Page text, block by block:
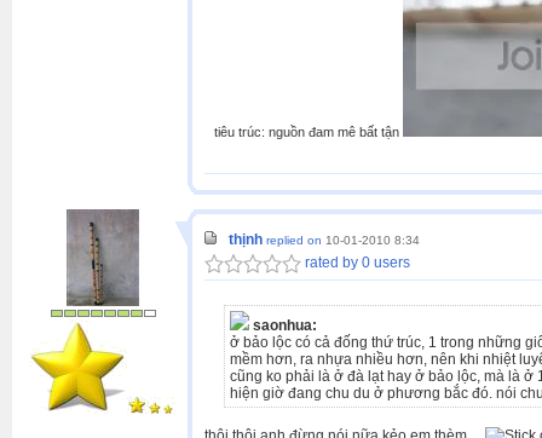
tiêu trúc: nguồn đam mê bất tận
thịnh replied on 10-01-2010 8:34
rated by 0 users
saonhua:
ở bảo lộc có cả đống thứ trúc, 1 trong những
mềm hơn, ra nhựa nhiều hơn, nên khi nhiệt
cũng ko phải là ở đà lạt hay ở bảo lộc, mà là ở
hiện giờ đang chu du ở phương bắc đó. nói